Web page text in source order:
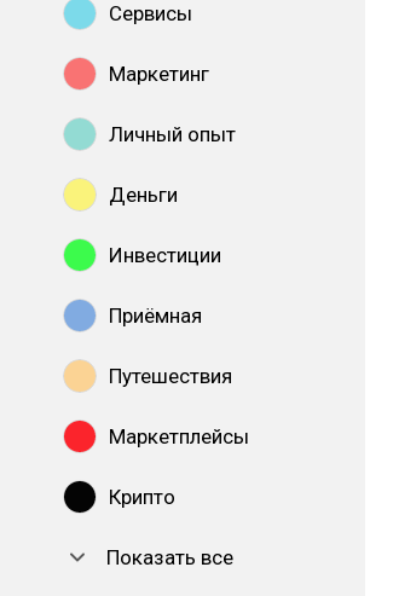
Сервисы
Маркетинг
Личный опыт
Деньги
Инвестиции
Приёмная
Путешествия
Маркетплейсы
Крипто
Показать все